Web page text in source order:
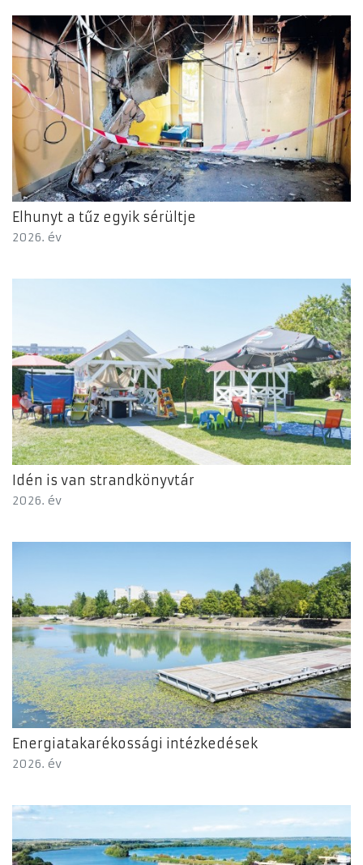
Elhunyt a tűz egyik sérültje
2026. év
Idén is van strandkönyvtár
2026. év
Energiatakarékossági intézkedések
2026. év